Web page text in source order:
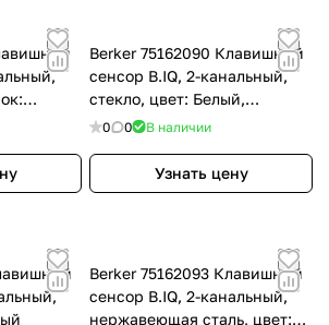
Berker 75162090 Клавишный
сенсор B.IQ, 2-канальный,
стекло, цвет: Белый,
оттенок: Полярная белизна
0 0 В наличии
Узнать цену
Berker 75162093 Клавишный
сенсор B.IQ, 2-канальный,
нержавеющая сталь, цвет: